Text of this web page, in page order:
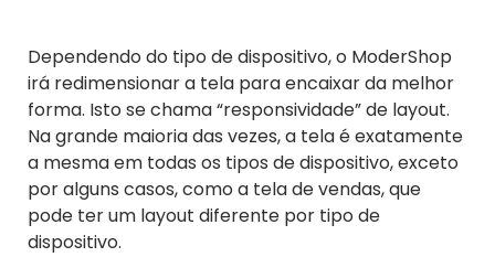
Dependendo do tipo de dispositivo, o ModerShop
irá redimensionar a tela para encaixar da melhor
forma. Isto se chama “responsividade” de layout.
Na grande maioria das vezes, a tela é exatamente
a mesma em todas os tipos de dispositivo, exceto
por alguns casos, como a tela de vendas, que
pode ter um layout diferente por tipo de
dispositivo.